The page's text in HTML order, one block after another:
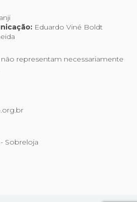
Eduardo Viné Boldt
não representam necessariamente
Sobreloja